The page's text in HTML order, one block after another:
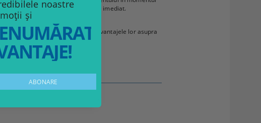
dar nu poate face acest lucru imediat.
termenii folosiți, indicând avantajele lor asupra
ca ei să ajungă singuri la ea.
noastre
și